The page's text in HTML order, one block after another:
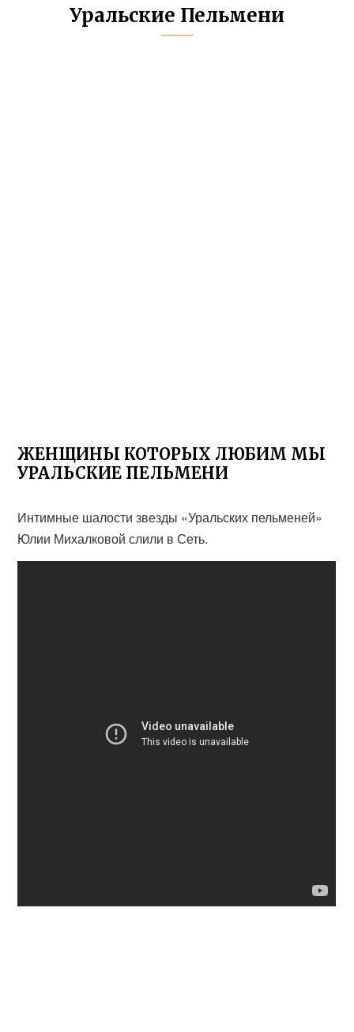
Уральские Пельмени
ЖЕНЩИНЫ КОТОРЫХ ЛЮБИМ МЫ
УРАЛЬСКИЕ ПЕЛЬМЕНИ
Интимные шалости звезды «Уральских пельменей»
Юлии Михалковой слили в Сеть.